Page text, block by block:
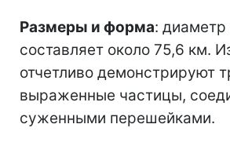
Размеры и форма: диаметр
составляет около 75,6 км.
отчетливо демонстрируют
выраженные частицы,
суженными перешейками.